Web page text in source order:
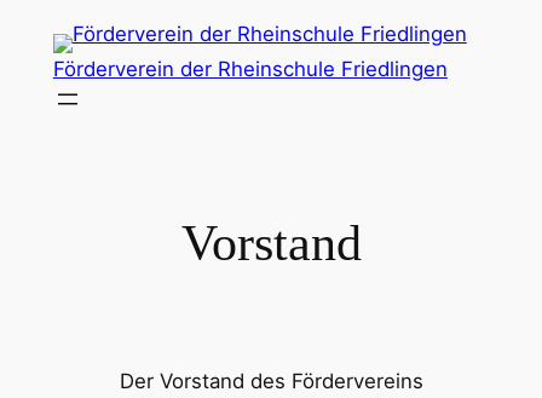
Inhalt
springen
Förderverein der Rheinschule Friedlingen
Vorstand
Der Vorstand des Fördervereins